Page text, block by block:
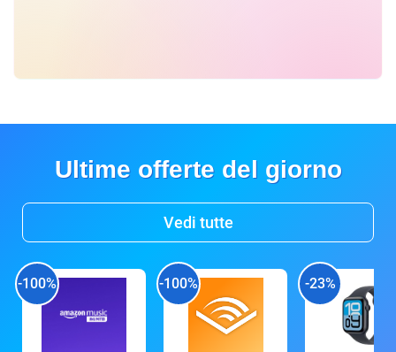
Ultime offerte del giorno
Vedi tutte
-100% -100% -23%